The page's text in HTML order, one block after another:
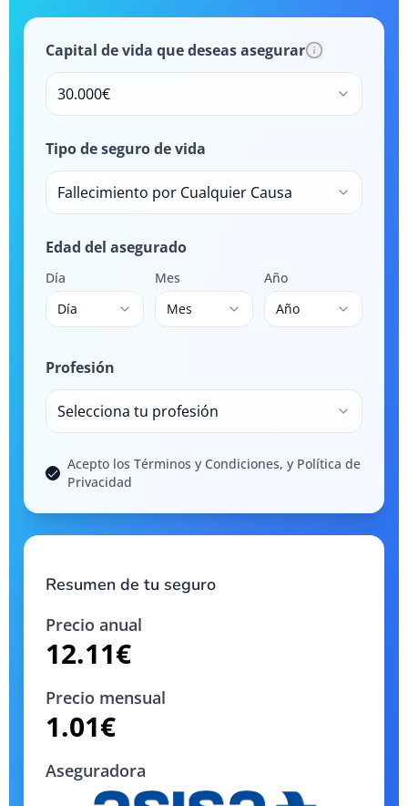
Capital de vida que deseas asegurar
30.000€
Tipo de seguro de vida
Fallecimiento por Cualquier Causa
Edad del asegurado
Día
Día
Mes
Mes
Año
Año
Profesión
Selecciona tu profesión
Acepto los Términos y Condiciones, y Política de
Privacidad
Resumen de tu seguro
Precio anual
12.11€
Precio mensual
1.01€
Aseguradora